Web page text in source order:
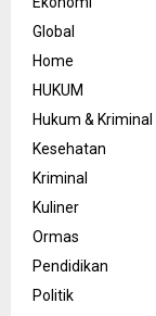
Global
Home
HUKUM
Hukum & Kriminal
Kesehatan
Kriminal
Kuliner
Ormas
Pendidikan
Politik